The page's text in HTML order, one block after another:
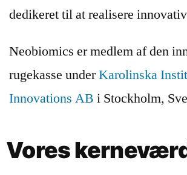
dedikeret til at realisere
Neobiomics er medlem af den
rugekasse underKarolinska
Innovations AB i Stockholm,
Vores